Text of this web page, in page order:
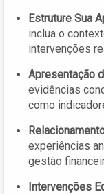
Estruture Sua
inclua o
intervenções
Apresentação
evidências
como
experiências
gestão
Intervenções